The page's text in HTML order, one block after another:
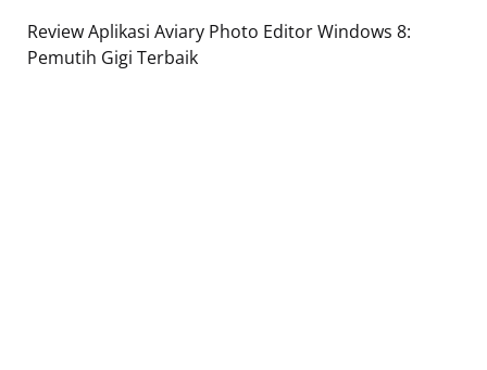
Review Aplikasi Aviary Photo Editor Windows 8:
Pemutih Gigi Terbaik